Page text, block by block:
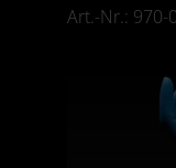
Art.-Nr.: 970-